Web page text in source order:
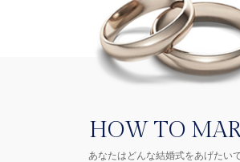
HOW TO
あなたはどんな結婚式をあげたい